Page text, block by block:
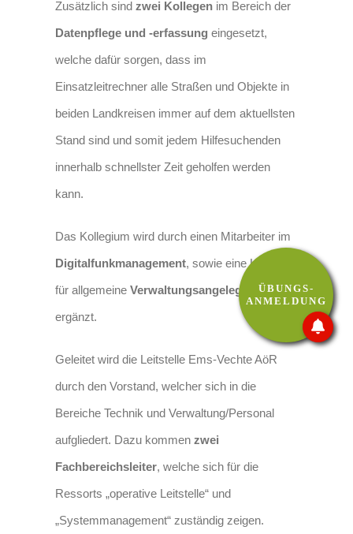
Zusätzlich sind zwei Kollegenim Bereich der
Datenpflege und -erfassung eingesetzt,
welche dafür sorgen, dass im
Einsatzleitrechner alle Straßen und Objekte in
beiden Landkreisen immer auf dem aktuellsten
Stand sind und somit jedem Hilfesuchenden
innerhalb schnellster Zeit geholfen werden
kann.
Das Kollegium wird durch einen Mitarbeiter im
Digitalfunkmanagement, sowie eine Kollegin
für allgemeine Verwaltungsangelegenheiten
ergänzt.
Geleitet wird die Leitstelle Ems-Vechte AöR
durch den Vorstand, welcher sich in die
Bereiche Technik und Verwaltung/Personal
aufgliedert. Dazu kommen zwei
Fachbereichsleiter, welche sich für die
Ressorts „operative Leitstelle“ und
„Systemmanagement“ zuständig zeigen.
ÜBUNGS-
ANMELDUNG